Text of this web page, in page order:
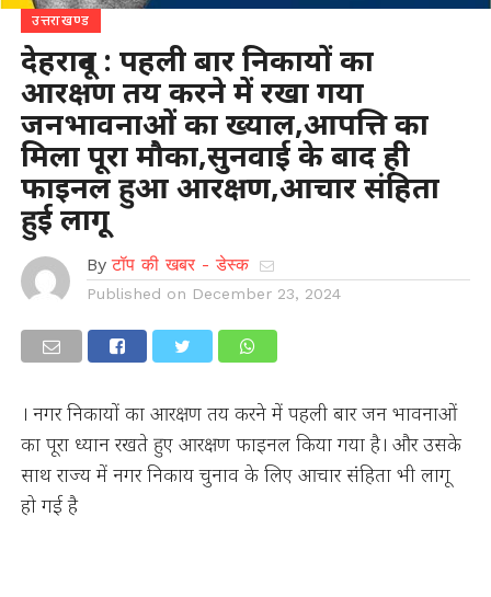
उत्तराखण्ड
देहरादून : पहली बार निकायों का
आरक्षण तय करने में रखा गया
जनभावनाओं का ख्याल,आपत्ति का
मिला पूरा मौका,सुनवाई के बाद ही
फाइनल हुआ आरक्षण,आचार संहिता
हुई लागू
By टॉप की खबर - डेस्क
Published on December 23, 2024
। नगर निकायों का आरक्षण तय करने में पहली बार जन भावनाओं
का पूरा ध्यान रखते हुए आरक्षण फाइनल किया गया है। और उसके
साथ राज्य में नगर निकाय चुनाव के लिए आचार संहिता भी लागू
हो गई है